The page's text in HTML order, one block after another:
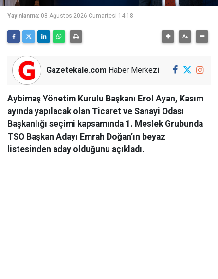
Yayınlanma: 08 Ağustos 2026 Cumartesi 14:18
Gazetekale.com Haber Merkezi
Aybimaş Yönetim Kurulu Başkanı Erol Ayan, Kasım
ayında yapılacak olan Ticaret ve Sanayi Odası
Başkanlığı seçimi kapsamında 1. Meslek Grubunda
TSO Başkan Adayı Emrah Doğan’ın beyaz
listesinden aday olduğunu açıkladı.